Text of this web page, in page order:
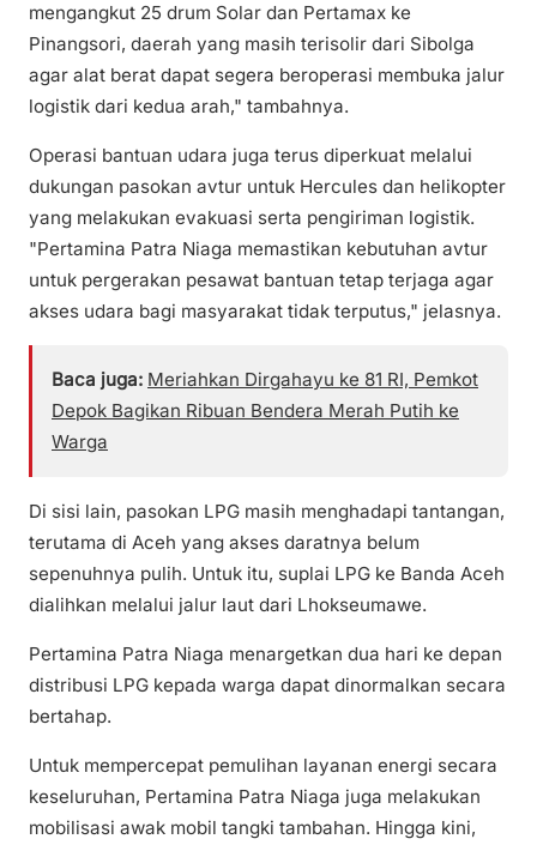
mengangkut 25 drum Solar dan Pertamax ke
Pinangsori, daerah yang masih terisolir dari Sibolga
agar alat berat dapat segera beroperasi membuka jalur
logistik dari kedua arah," tambahnya.
Operasi bantuan udara juga terus diperkuat melalui
dukungan pasokan avtur untuk Hercules dan helikopter
yang melakukan evakuasi serta pengiriman logistik.
"Pertamina Patra Niaga memastikan kebutuhan avtur
untuk pergerakan pesawat bantuan tetap terjaga agar
akses udara bagi masyarakat tidak terputus," jelasnya.
Baca juga: Meriahkan Dirgahayu ke 81 RI, Pemkot
Depok Bagikan Ribuan Bendera Merah Putih ke
Warga
Di sisi lain, pasokan LPG masih menghadapi tantangan,
terutama di Aceh yang akses daratnya belum
sepenuhnya pulih. Untuk itu, suplai LPG ke Banda Aceh
dialihkan melalui jalur laut dari Lhokseumawe.
Pertamina Patra Niaga menargetkan dua hari ke depan
distribusi LPG kepada warga dapat dinormalkan secara
bertahap.
Untuk mempercepat pemulihan layanan energi secara
keseluruhan, Pertamina Patra Niaga juga melakukan
mobilisasi awak mobil tangki tambahan. Hingga kini,